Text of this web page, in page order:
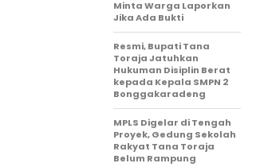
Minta Warga Laporkan
Jika Ada Bukti
Resmi, Bupati Tana
Toraja Jatuhkan
Hukuman Disiplin Berat
kepada Kepala SMPN 2
Bonggakaradeng
MPLS Digelar di Tengah
Proyek, Gedung Sekolah
Rakyat Tana Toraja
Belum Rampung